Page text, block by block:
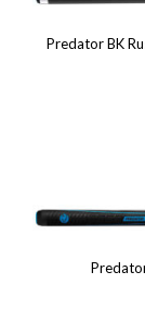
Predator BK